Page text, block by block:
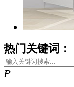
热门关键词：
P